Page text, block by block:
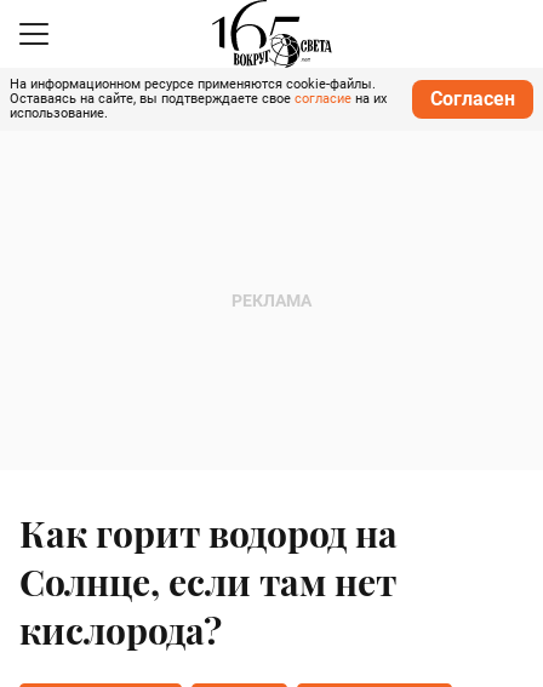
На информационном ресурсе применяются cookie-файлы.
Оставаясь на сайте, вы подтверждаете свое согласие на их
использование.
Согласен
Как горит водород на
Солнце, если там нет
кислорода?